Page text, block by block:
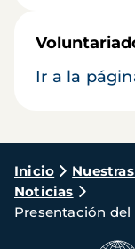
Ir a la
Ruta
de
Inicio
Noticias
Presentación